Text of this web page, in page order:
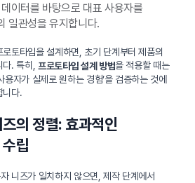
이터를 바탕으로 대표 사용자를
일관성을 유지합니다.
토타입을 설계하면, 초기 단계부터 제품의
다. 특히,프로토타입 설계 방법을 적용할 때는
용자가 실제로 원하는 경험’을 검증하는 것에
니다.
의 정렬: 효과적인
립
니즈가 일치하지 않으면, 제작 단계에서